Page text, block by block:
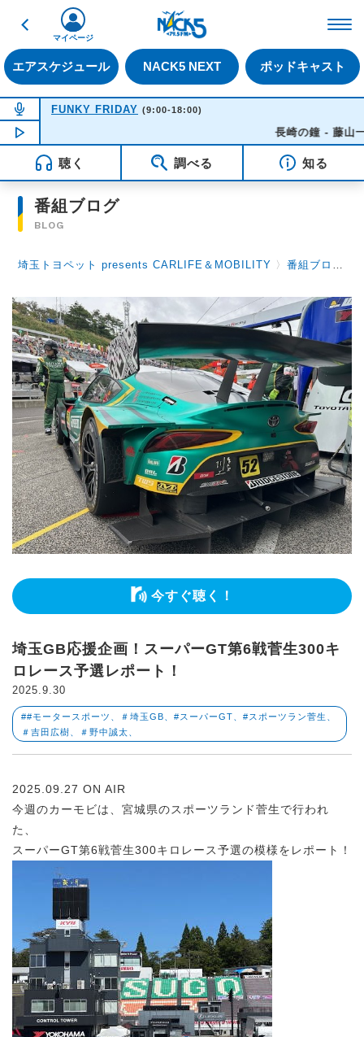
戻る
エアスケジュール NACK5 NEXT ポッドキャスト
マイページ
NOW ON AIR
FUNKY FRIDAY (9:00-18:00)
聴く 調べる 知る
番組ブログ
BLOG
埼玉トヨペット presents CARLIFE＆MOBILITY 〉番組ブログ
今すぐ聴く！
埼玉GB応援企画！スーパーGT第6戦菅生300キ
ロレース予選レポート！
2025.9.30
##モータースポーツ、＃埼玉GB、#スーパーGT、#スポーツラン菅生、
＃吉田広樹、＃野中誠太、
2025.09.27 ON AIR
今週のカーモビは、宮城県のスポーツランド菅生で行われ
た、
スーパーGT第6戦菅生300キロレース予選の模様をレポート！